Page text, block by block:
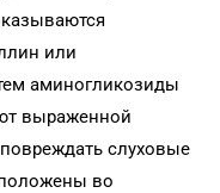
или
аминогликозиды
выраженной
слуховые
во